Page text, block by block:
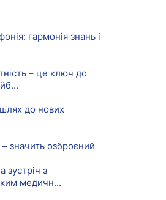
гармонія знань і
– це ключ до
до нових
значить озброєний
зустріч з
медичн...